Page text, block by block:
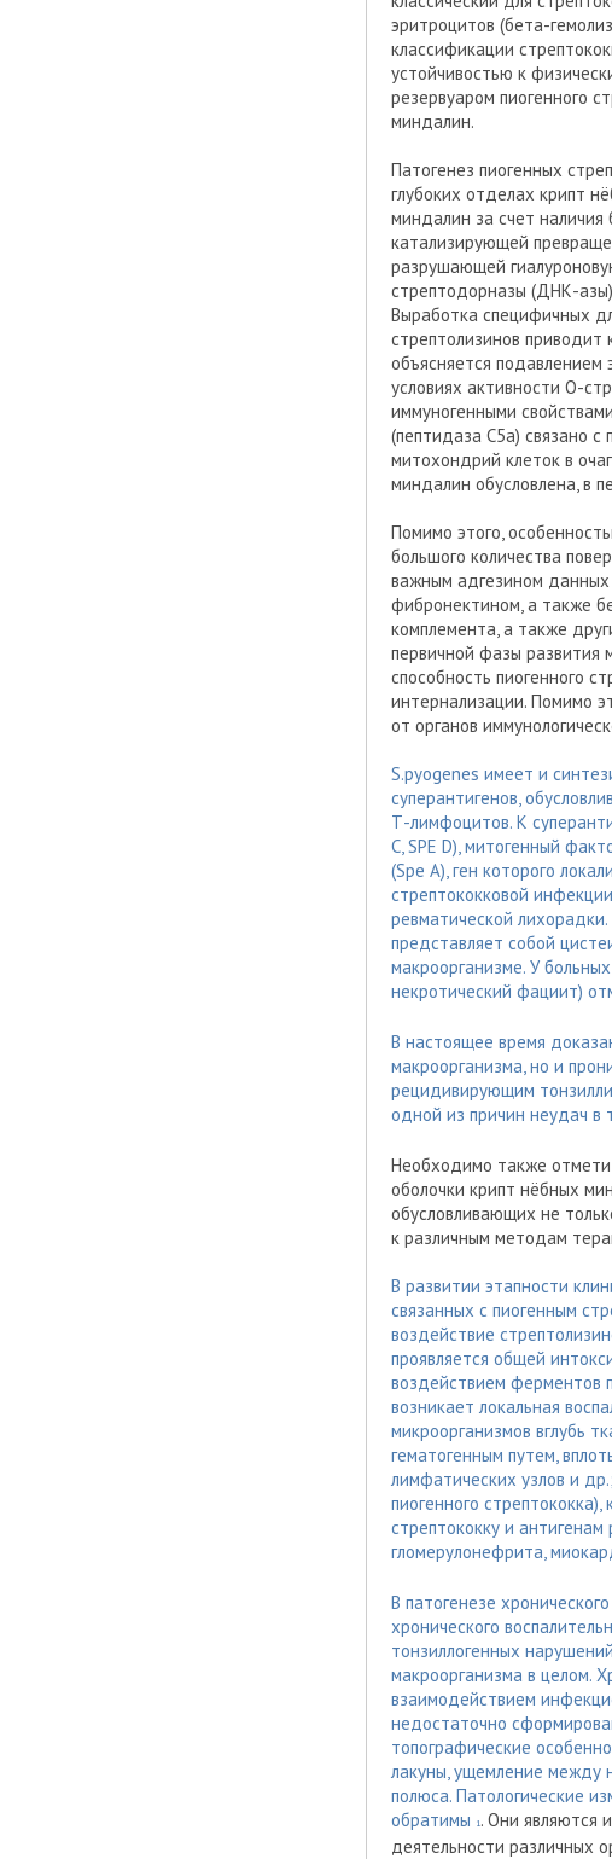
эритроцитов (бета-
классификации
устойчивостью к
резервуаром пиогенного
миндалин.
Патогенез пиогенных
глубоких отделах крипт
миндалин за счет наличия
катализирующей
разрушающей
стрептодорназы (ДНК-
Выработка специфичных
стрептолизинов приводит
объясняется подавлением
условиях активности О-
иммуногенными
(пептидаза С5а) связано
митохондрий клеток в
миндалин обусловлена, в
Помимо этого,
большого количества
важным адгезином данных
фибронектином, а также
комплемента, а также
первичной фазы развития
способность пиогенного
интернализации. Помимо
от органов
S.pyogenes имеет и
суперантигенов,
Т-лимфоцитов. К
C, SPE D), митогенный
(Spe A), ген которого
стрептококковой
ревматической
представляет собой
макроорганизме. У
некротический фациит)
В настоящее время
макроорганизма, но и
рецидивирующим
одной из причин неудач в
Необходимо также
оболочки крипт нёбных
обусловливающих не
к различным методам
В развитии этапности
связанных с пиогенным
воздействие
проявляется общей
воздействием ферментов
возникает локальная
микроорганизмов вглубь
гематогенным путем,
лимфатических узлов и
пиогенного
стрептококку и
гломерулонефрита,
В патогенезе
хронического
тонзиллогенных
макроорганизма в целом.
взаимодействием
недостаточно
топографические
лакуны, ущемление между
полюса. Патологические
обратимы 1. Они являются
деятельности различных